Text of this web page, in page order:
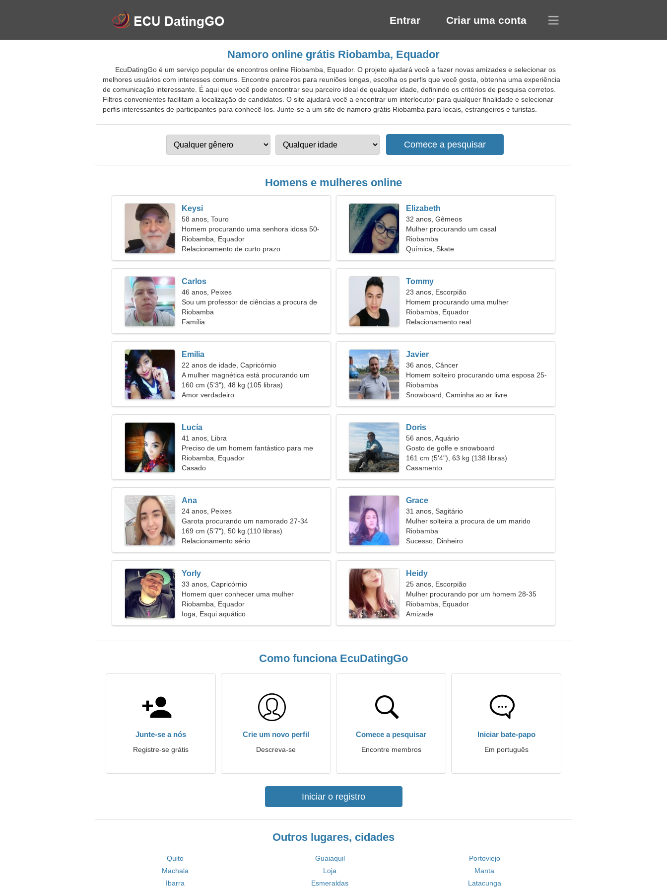
Entrar Criar uma conta
Namoro online grátis Riobamba, Equador
EcuDatingGo é um serviço popular de encontros online Riobamba, Equador. O projeto ajudará você a fazer novas amizades e selecionar os
melhores usuários com interesses comuns. Encontre parceiros para reuniões longas, escolha os perfis que você gosta, obtenha uma experiência
de comunicação interessante. É aqui que você pode encontrar seu parceiro ideal de qualquer idade, definindo os critérios de pesquisa corretos.
Filtros convenientes facilitam a localização de candidatos. O site ajudará você a encontrar um interlocutor para qualquer finalidade e selecionar
perfis interessantes de participantes para conhecê-los. Junte-se a um site de namoro grátis Riobamba para locais, estrangeiros e turistas.
Homens e mulheres online
Keysi
58 anos, Touro
Homem procurando uma senhora idosa 50-
55
Riobamba, Equador
Relacionamento de curto prazo
Elizabeth
32 anos, Gêmeos
Mulher procurando um casal
Riobamba
Química, Skate
Carlos
46 anos, Peixes
Sou um professor de ciências a procura de
uma mulher gostosa
Riobamba
Família
Tommy
23 anos, Escorpião
Homem procurando uma mulher
Riobamba, Equador
Relacionamento real
Emilia
22 anos de idade, Capricórnio
A mulher magnética está procurando um
parceiro
160 cm (5'3"), 48 kg (105 libras)
Amor verdadeiro
Javier
36 anos, Câncer
Homem solteiro procurando uma esposa 25-
34
Riobamba
Snowboard, Caminha ao ar livre
Lucía
41 anos, Libra
Preciso de um homem fantástico para me
divertir
Riobamba, Equador
Casado
Doris
56 anos, Aquário
Gosto de golfe e snowboard
161 cm (5'4"), 63 kg (138 libras)
Casamento
Ana
24 anos, Peixes
Garota procurando um namorado 27-34
169 cm (5'7"), 50 kg (110 libras)
Relacionamento sério
Grace
31 anos, Sagitário
Mulher solteira a procura de um marido
Riobamba
Sucesso, Dinheiro
Yorly
33 anos, Capricórnio
Homem quer conhecer uma mulher
Riobamba, Equador
Ioga, Esqui aquático
Heidy
25 anos, Escorpião
Mulher procurando por um homem 28-35
Riobamba, Equador
Amizade
Como funciona EcuDatingGo
Junte-se a nós
Registre-se grátis
Crie um novo perfil
Descreva-se
Comece a pesquisar
Encontre membros
Iniciar bate-papo
Em português
Iniciar o registro
Outros lugares, cidades
Quito Guaiaquil
Portoviejo
Machala
Loja
Manta
Ibarra
Esmeraldas Latacunga